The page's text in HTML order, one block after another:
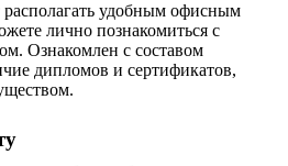
удобным офисным
лично познакомиться с
Ознакомлен с составом
дипломов и сертификатов,